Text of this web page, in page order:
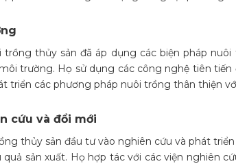
trồng thủy sản đã áp dụng các biện pháp
trường. Họ sử dụng các công nghệ tiên tiến
triển các phương pháp nuôi trồng thân thiện
cứu và đổi mới
thủy sản đầu tư vào nghiên cứu và phát
sản xuất. Họ hợp tác với các viện nghiên